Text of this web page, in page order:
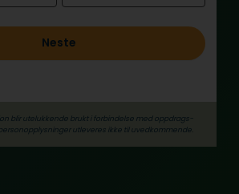
Neste
blir utelukkende brukt i forbindelse med oppdrags­
utleveres ikke til uvedkommende.